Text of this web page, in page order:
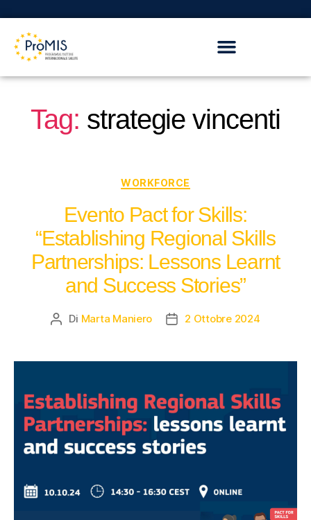
Tag: strategie vincenti
WORKFORCE
Evento Pact for Skills:
“Establishing Regional Skills
Partnerships: Lessons Learnt
and Success Stories”
Di Marta Maniero 2 Ottobre 2024